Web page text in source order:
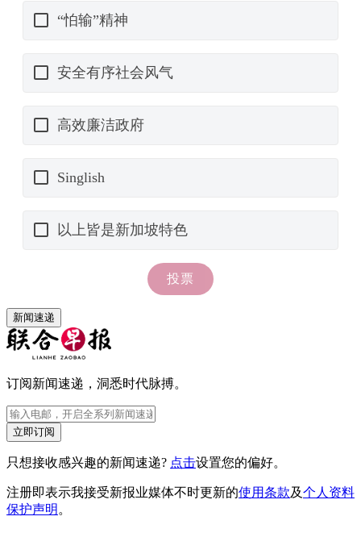
新闻速递
订阅新闻速递，洞悉时代脉搏。
立即订阅
只想接收感兴趣的新闻速递? 点击设置您的偏好。
注册即表示我接受新报业媒体不时更新的使用条款及个人资料
保护声明 。